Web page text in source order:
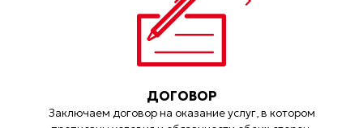
ДОГОВОР
Заключаем договор на оказание услуг, в котором